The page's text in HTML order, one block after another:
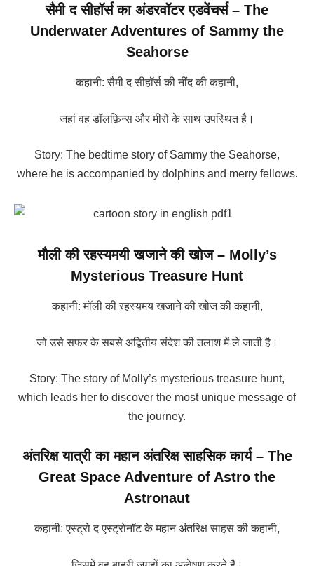
सैमी द सीहॉर्स का अंडरवॉटर एडवेंचर्स – The
Underwater Adventures of Sammy the
Seahorse
कहानी: सैमी द सीहॉर्स की नींद की कहानी,
जहां वह डॉलफ़िन्स और मीरों के साथ उपस्थित है।
Story: The bedtime story of Sammy the Seahorse,
where he is accompanied by dolphins and merry fellows.
मौली की रहस्यमयी खजाने की खोज – Molly’s
Mysterious Treasure Hunt
कहानी: मॉली की रहस्यमय खजाने की खोज की कहानी,
जो उसे सफर के सबसे अद्वितीय संदेश की तलाश में ले जाती है।
Story: The story of Molly’s mysterious treasure hunt,
which leads her to discover the most unique message of
the journey.
अंतरिक्ष यात्री का महान अंतरिक्ष साहसिक कार्य – The
Great Space Adventure of Astro the
Astronaut
कहानी: एस्ट्रो द एस्ट्रोनॉट के महान अंतरिक्ष साहस की कहानी,